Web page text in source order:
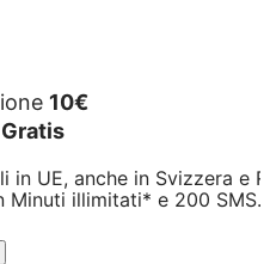
10€
Gratis
in UE, anche in Svizzera e
Minuti illimitati* e 200 SMS.